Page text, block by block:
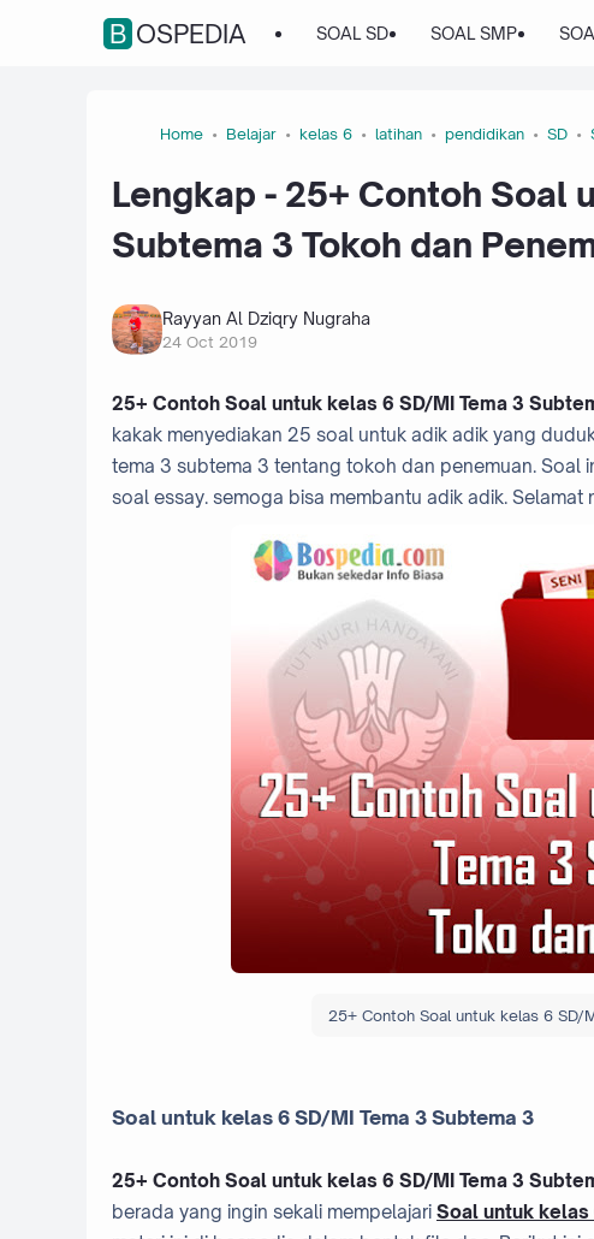
BOSPEDIA SOAL SD SOAL SMP
Home Belajar kelas 6 latihan pendidikan SD
Lengkap - 25+ Contoh Soal
Subtema 3 Tokoh dan
Rayyan Al Dziqry Nugraha
24 Oct 2019
25+ Contoh Soal untuk kelas 6 SD/MI Tema 3
kakak menyediakan 25 soal untuk adik adik yang
tema 3 subtema 3 tentang tokoh dan penemuan.
soal essay. semoga bisa membantu adik adik. Selamat
25+ Contoh Soal untuk kelas 6 SD/
Soal untuk kelas 6 SD/MI Tema 3 Subtema 3
25+ Contoh Soal untuk kelas 6 SD/MI Tema 3
berada yang ingin sekali mempelajari Soal untuk kelas